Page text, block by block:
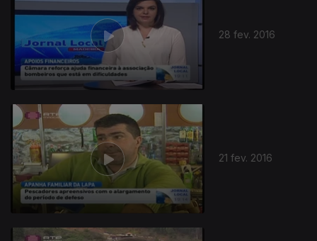
28 fev. 2016
21 fev. 2016